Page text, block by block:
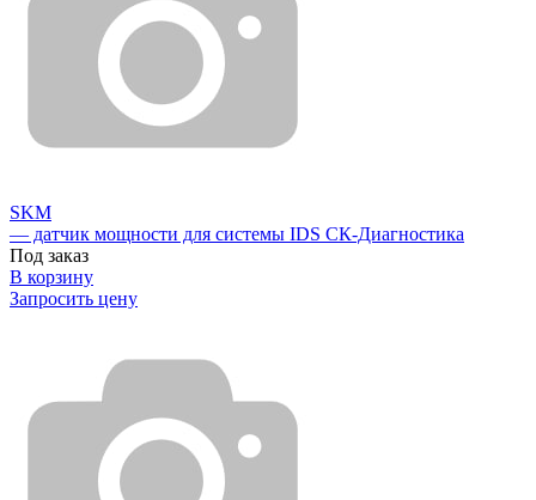
SKM
— датчик мощности для системы IDS СК-Диагностика
Под заказ
В корзину
Запросить цену